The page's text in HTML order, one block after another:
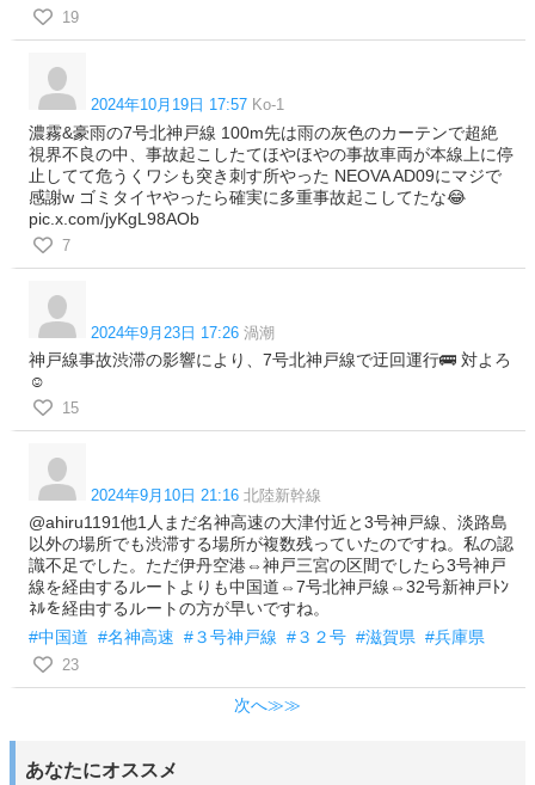
19
2024年10月19日 17:57 Ko-1
濃霧&豪雨の7号北神戸線 100m先は雨の灰色のカーテンで超絶
視界不良の中、事故起こしたてほやほやの事故車両が本線上に停
止してて危うくワシも突き刺す所やった NEOVA AD09にマジで
感謝w ゴミタイヤやったら確実に多重事故起こしてたな😂
pic.x.com/jyKgL98AOb
7
2024年9月23日 17:26 渦潮
神戸線事故渋滞の影響により、7号北神戸線で迂回運行🚌 対よろ
☺️
15
2024年9月10日 21:16 北陸新幹線
@ahiru1191他1人まだ名神高速の大津付近と3号神戸線、淡路島
以外の場所でも渋滞する場所が複数残っていたのですね。私の認
識不足でした。ただ伊丹空港⇔神戸三宮の区間でしたら3号神戸
線を経由するルートよりも中国道⇔7号北神戸線⇔32号新神戸ﾄﾝ
ﾈﾙを経由するルートの方が早いですね。
#中国道 #名神高速 #３号神戸線 #３２号 #滋賀県 #兵庫県
23
次へ≫≫
あなたにオススメ